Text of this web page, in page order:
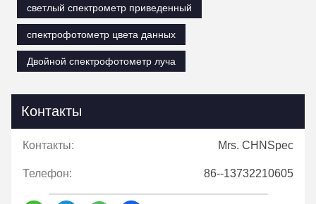
светлый спектрометр приведенный
спектрофотометр цвета данных
Двойной спектрофотометр луча
Контакты
Контакты: Mrs. CHNSpec
Телефон: 86--13732210605